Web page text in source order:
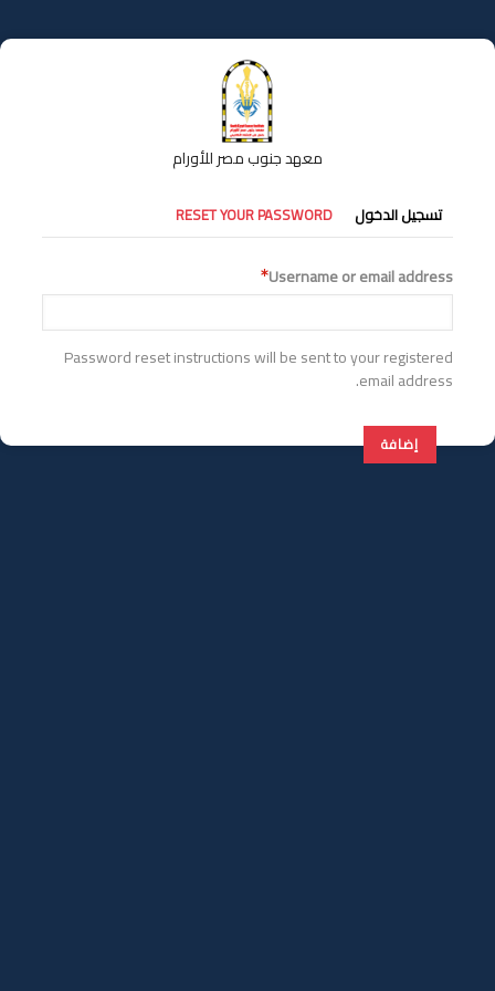
إلى
المحتوى
معهد جنوب مصر للأورام
التبويبات
الأساسية
تسجيل الدخول RESET YOUR PASSWORD
Username or email address
Password reset instructions will be sent to your registered
email address.